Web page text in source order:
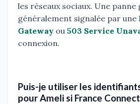
les réseaux sociaux. Une panne
généralement signalée par une
Gateway ou 503 Service
connexion.
Puis-je utiliser les
pour Ameli si France